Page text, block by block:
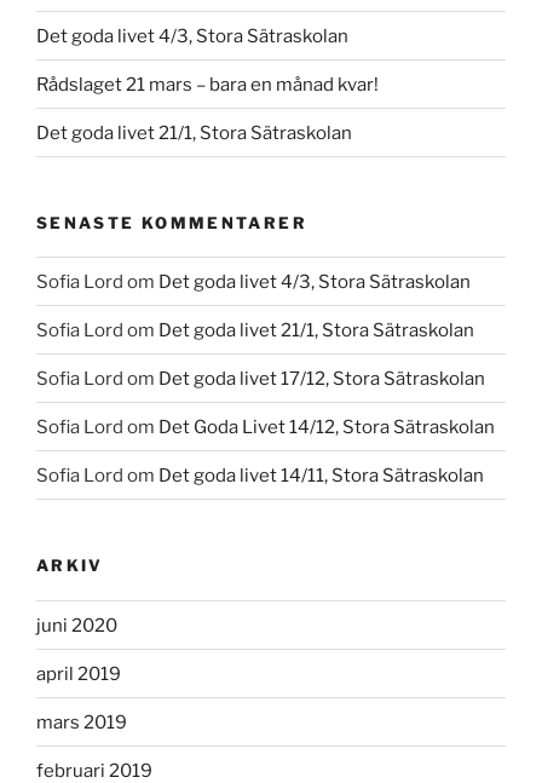
Det goda livet 4/3, Stora Sätraskolan
Rådslaget 21 mars – bara en månad kvar!
Det goda livet 21/1, Stora Sätraskolan
SENASTE KOMMENTARER
Sofia Lord om Det goda livet 4/3, Stora Sätraskolan
Sofia Lord om Det goda livet 21/1, Stora Sätraskolan
Sofia Lord om Det goda livet 17/12, Stora Sätraskolan
Sofia Lord om Det Goda Livet 14/12, Stora Sätraskolan
Sofia Lord om Det goda livet 14/11, Stora Sätraskolan
ARKIV
juni 2020
april 2019
mars 2019
februari 2019